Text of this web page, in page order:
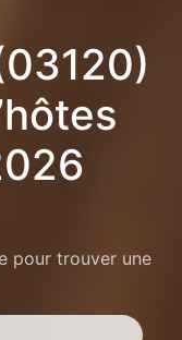
pour trouver une